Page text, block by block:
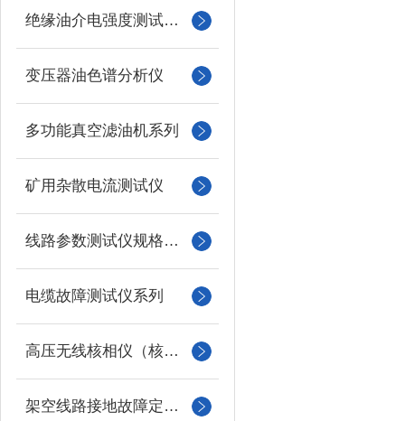
绝缘油介电强度测试仪系列
变压器油色谱分析仪
多功能真空滤油机系列
矿用杂散电流测试仪
线路参数测试仪规格型号
电缆故障测试仪系列
高压无线核相仪（核相器）
架空线路接地故障定位仪